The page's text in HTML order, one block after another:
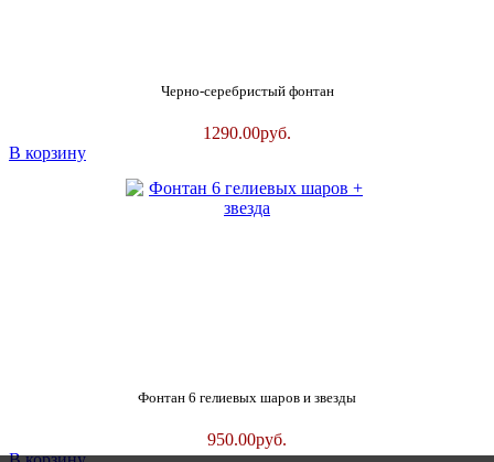
Черно-серебристый фонтан
1290.00руб.
В корзину
Фонтан 6 гелиевых шаров и звезды
950.00руб.